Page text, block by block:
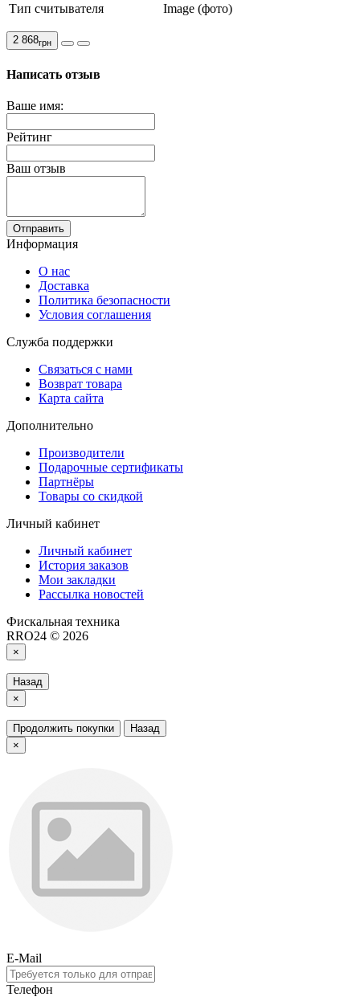
Тип считывателя Image (фото)
2 868грн
Написать отзыв
Ваше имя:
Рейтинг
Ваш отзыв
Отправить
Информация
О нас
Доставка
Политика безопасности
Условия соглашения
Служба поддержки
Связаться с нами
Возврат товара
Карта сайта
Дополнительно
Производители
Подарочные сертификаты
Партнёры
Товары со скидкой
Личный кабинет
Личный кабинет
История заказов
Мои закладки
Рассылка новостей
Фискальная техника
RRO24 © 2026
×
Назад
×
Продолжить покупки
Назад
×
E-Mail
Телефон